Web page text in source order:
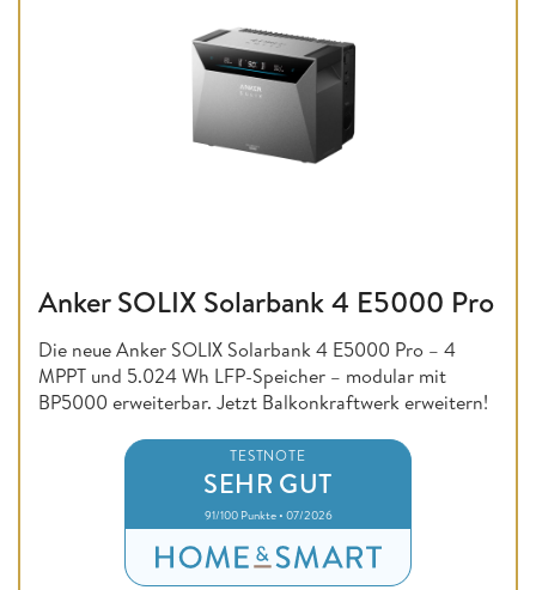
Anker SOLIX Solarbank 4 E5000 Pro
Die neue Anker SOLIX Solarbank 4 E5000 Pro – 4
MPPT und 5.024 Wh LFP-Speicher – modular mit
BP5000 erweiterbar. Jetzt Balkonkraftwerk erweitern!
TESTNOTE
SEHR GUT
91/100 Punkte • 07/2026